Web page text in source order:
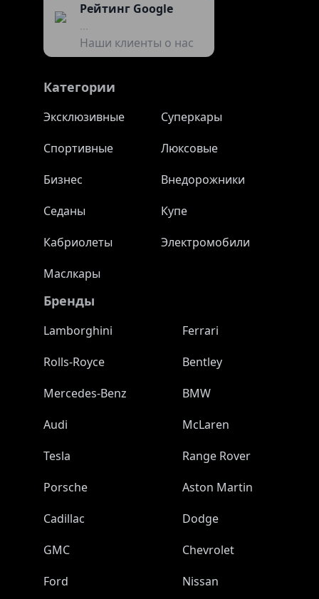
Рейтинг Google
...
Наши клиенты о нас
Категории
Эксклюзивные
Суперкары
Спортивные
Люксовые
Бизнес
Внедорожники
Седаны
Купе
Кабриолеты
Электромобили
Маслкары
Бренды
Lamborghini
Ferrari
Rolls-Royce
Bentley
Mercedes-Benz
BMW
Audi
McLaren
Tesla
Range Rover
Porsche
Aston Martin
Cadillac
Dodge
GMC
Chevrolet
Ford
Nissan